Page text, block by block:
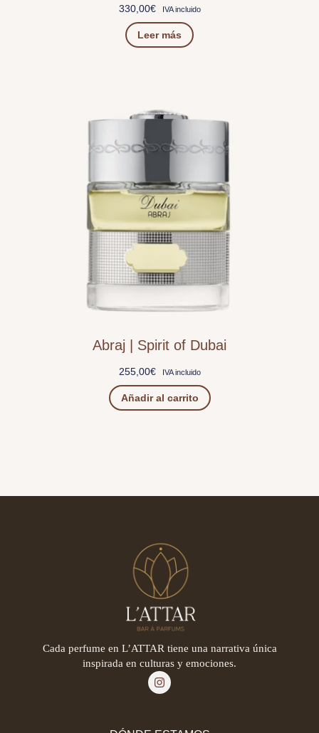
330,00€ IVA incluido
Leer más
Abraj | Spirit of Dubai
255,00€ IVA incluido
Añadir al carrito
Cada perfume en L’ATTAR tiene una narrativa única
inspirada en culturas y emociones.